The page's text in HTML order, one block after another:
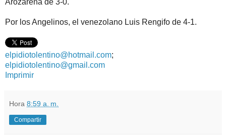
Por los Angelinos, el venezolano Luis Rengifo de 4-1.
elpidiotolentino@hotmail.com;
elpidiotolentino@gmail.com
Imprimir
Hora 8:59 a. m.
Compartir